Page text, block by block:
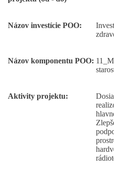
Názov investície POO:
Názov komponentu POO:
Aktivity projektu: